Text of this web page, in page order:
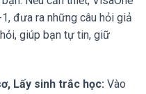
đưa ra những câu hỏi giả
giúp bạn tự tin, giữ
Lấy sinh trắc học: Vào